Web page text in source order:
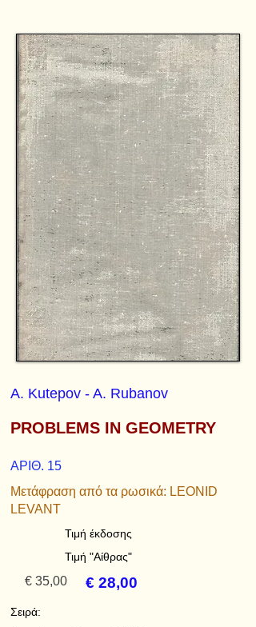
A. Kutepov - A. Rubanov
PROBLEMS IN GEOMETRY
ΑΡΙΘ. 15
Μετάφραση από τα ρωσικά: LEONID
LEVANT
Τιμή έκδοσης
Τιμή "Αίθρας"
€ 35,00 € 28,00
Σειρά: